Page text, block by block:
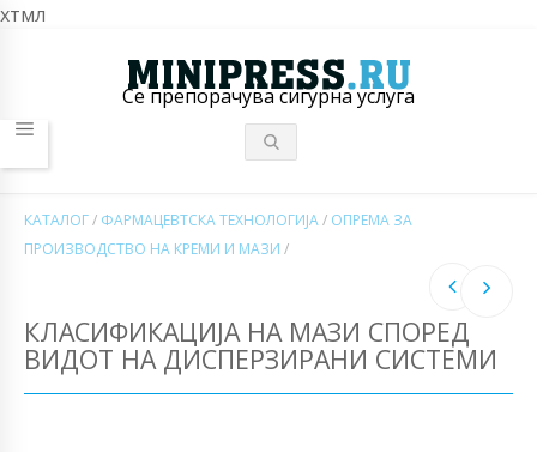
хтмл
Се препорачува сигурна услуга
КАТАЛОГ/ ФАРМАЦЕВТСКА ТЕХНОЛОГИЈА/ ОПРЕМА ЗА
ПРОИЗВОДСТВО НА КРЕМИ И МАЗИ /
КЛАСИФИКАЦИЈА НА МАЗИ СПОРЕД
ВИДОТ НА ДИСПЕРЗИРАНИ СИСТЕМИ